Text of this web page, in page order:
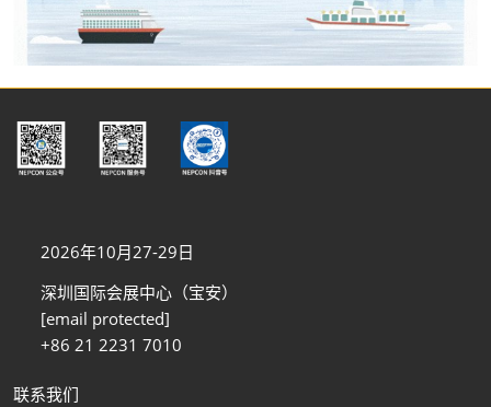
2026年10月27-29日
深圳国际会展中心（宝安）
[email protected]
+86 21 2231 7010
联系我们